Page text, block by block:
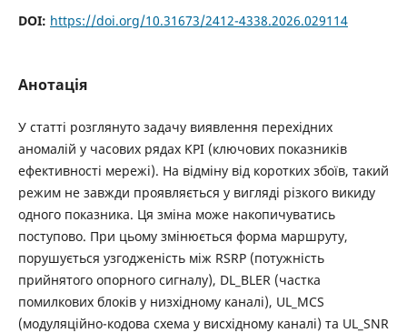
DOI: https://doi.org/10.31673/2412-4338.2026.029114
Анотація
У статті розглянуто задачу виявлення перехідних
аномалій у часових рядах KPI (ключових показників
ефективності мережі). На відміну від коротких збоїв, такий
режим не завжди проявляється у вигляді різкого викиду
одного показника. Ця зміна може накопичуватись
поступово. При цьому змінюється форма маршруту,
порушується узгодженість між RSRP (потужність
прийнятого опорного сигналу), DL_BLER (частка
помилкових блоків у низхідному каналі), UL_MCS
(модуляційно-кодова схема у висхідному каналі) та UL_SNR